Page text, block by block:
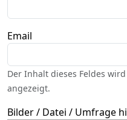
Email
Der Inhalt dieses Feldes
angezeigt.
Bilder / Datei / Umfrage